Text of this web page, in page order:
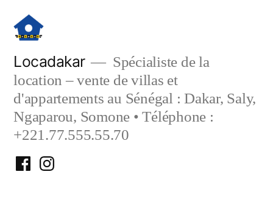
contenu
Locadakar
Spécialiste de la
location – vente de villas et
d'appartements au Sénégal : Dakar, Saly,
Ngaparou, Somone • Téléphone :
+221.77.555.55.70
FacebookInstagram